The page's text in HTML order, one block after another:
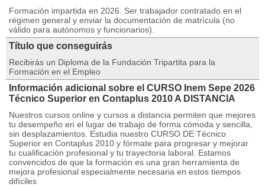
Formación impartida en 2026. Ser trabajador contratado en el
régimen general y enviar la documentación de matrícula (no
válido para autónomos y funcionarios).
Título que conseguirás
Recibirás un Diploma de la Fundación Tripartita para la
Formación en el Empleo
Información adicional sobre el CURSO Inem Sepe 2026
Técnico Superior en Contaplus 2010 A DISTANCIA
Nuestros cursos online y cursos a distancia permiten que mejores
tu desempeño en el lugar de trabajo de forma cómoda y sencilla,
sin desplazamientos. Estudia nuestro CURSO DE Técnico
Superior en Contaplus 2010 y fórmate para progresar y mejorar
tu cualificación profesional y tu trayectoria laboral. Estamos
convencidos de que la formación es una gran herramienta de
mejora profesional especialmente necesaria en estos tiempos
difíciles